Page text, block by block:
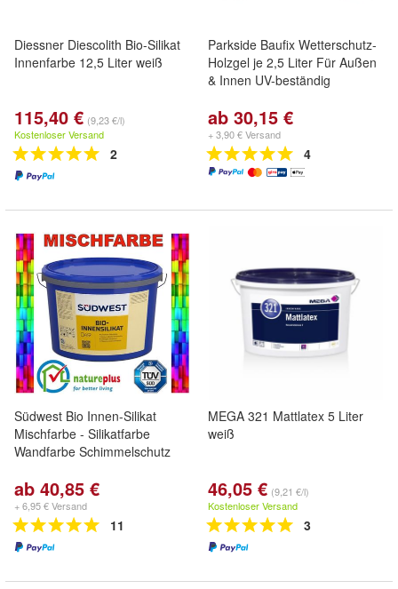
Diessner Diescolith Bio-Silikat
Innenfarbe 12,5 Liter weiß
115,40 € (9,23 €/l)
Kostenloser Versand
2
Parkside Baufix Wetterschutz-
Holzgel je 2,5 Liter Für Außen
& Innen UV-beständig
ab 30,15 €
+ 3,90 € Versand
4
Südwest Bio Innen-Silikat
Mischfarbe - Silikatfarbe
Wandfarbe Schimmelschutz
ab 40,85 €
+ 6,95 € Versand
11
MEGA 321 Mattlatex 5 Liter
weiß
46,05 € (9,21 €/l)
Kostenloser Versand
3